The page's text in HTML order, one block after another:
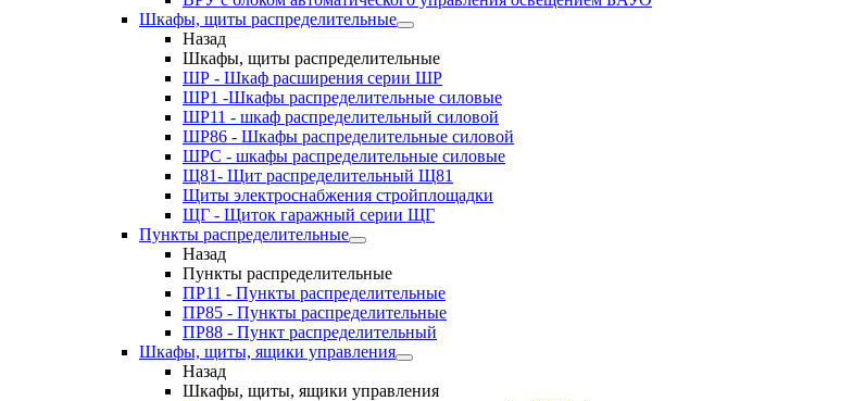
Шкафы, щиты распределительные
Назад
Шкафы, щиты распределительные
ШР - Шкаф расширения серии ШР
ШР1 -Шкафы распределительные силовые
ШР11 - шкаф распределительный силовой
ШР86 - Шкафы распределительные силовой
ШРС - шкафы распределительные силовые
Щ81- Щит распределительный Щ81
Щиты электроснабжения стройплощадки
ЩГ - Щиток гаражный серии ЩГ
Пункты распределительные
Назад
Пункты распределительные
ПР11 - Пункты распределительные
ПР85 - Пункты распределительные
ПР88 - Пункт распределительный
Шкафы, щиты, ящики управления
Назад
Шкафы, щиты, ящики управления